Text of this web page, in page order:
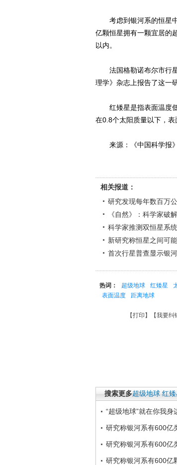
考虑到银河系的恒星中
亿颗恒星拥有一颗宜居的
以内。
法国格勒诺布尔市行星
理学》杂志上报告了这一
红矮星是指表面温度低
在0.8个太阳质量以下，表
来源：《中国科学报》
相关报道：
研究发现每年数百万
《自然》：科学家破
科学家推测双恒星系
新研究称恒星之间可
首次行星普查显示银
热词： 超级地球 红矮星
表面温度
距离地球
【打印 】【我要纠
搜索更多超级地球 红矮
“超级地球”就在你我身
研究称银河系有600亿
研究称银河系有600亿
研究称银河系有600亿